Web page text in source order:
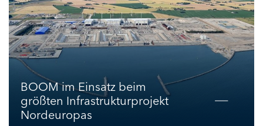
BOOM im Einsatz beim
größten Infrastrukturprojekt
Nordeuropas